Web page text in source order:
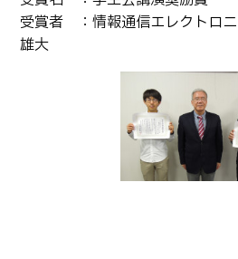
受賞者 ：情報通信エレクトロ
雄大